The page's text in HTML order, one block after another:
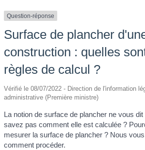
Question-réponse
Surface de plancher
construction : quelles
règles de calcul ?
Vérifié le 08/07/2022 - Direction de l'information
administrative (Première ministre)
La notion de surface de plancher ne vous
savez pas comment elle est calculée ?
mesurer la surface de plancher ? Nous
comment procéder.